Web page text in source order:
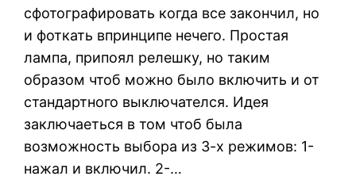
сфотографировать когда все закончил, но
и фоткать впринципе нечего. Простая
лампа, припоял релешку, но таким
образом чтоб можно было включить и от
стандартного выключателся. Идея
заключаеться в том чтоб была
возможность выбора из 3-х режимов: 1-
нажал и включил. 2-…